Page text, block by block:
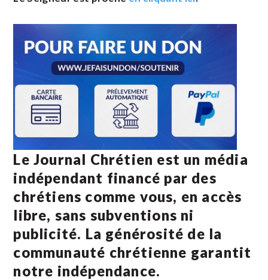
Le Journal Chrétien est un média
indépendant financé par des
chrétiens comme vous, en accès
libre, sans subventions ni
publicité. La générosité de la
communauté chrétienne garantit
notre indépendance.